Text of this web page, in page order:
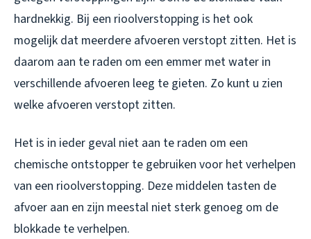
hardnekkig. Bij een rioolverstopping is het ook
mogelijk dat meerdere afvoeren verstopt zitten. Het is
daarom aan te raden om een emmer met water in
verschillende afvoeren leeg te gieten. Zo kunt u zien
welke afvoeren verstopt zitten.
Het is in ieder geval niet aan te raden om een
chemische ontstopper te gebruiken voor het verhelpen
van een rioolverstopping. Deze middelen tasten de
afvoer aan en zijn meestal niet sterk genoeg om de
blokkade te verhelpen.